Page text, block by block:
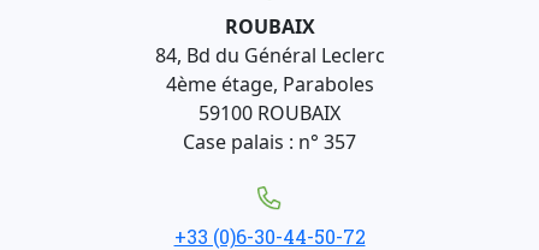
ROUBAIX
84, Bd du Général Leclerc
4ème étage, Paraboles
59100 ROUBAIX
Case palais : n° 357
+33 (0)6-30-44-50-72